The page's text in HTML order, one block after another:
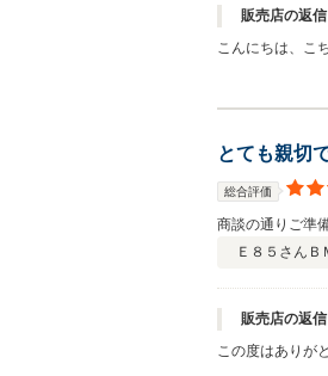
販売店の返信
こんにちは、こ
とても親切
総合評価
商談の通りご準
Ｅ８５さん
販売店の返信
この度はありが